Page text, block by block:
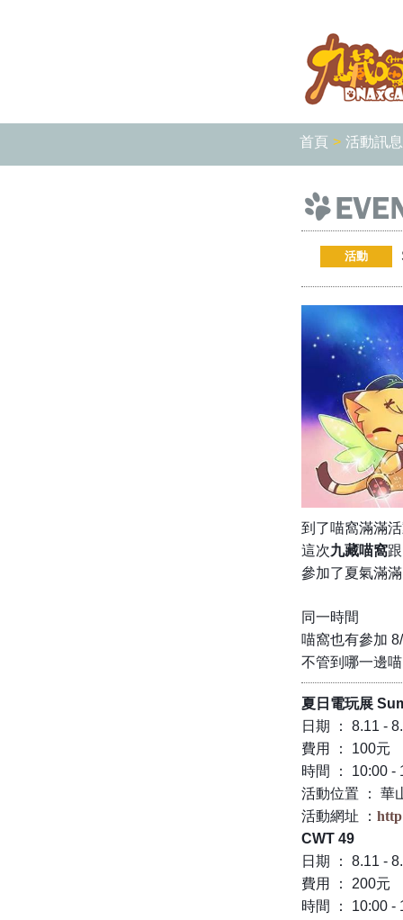
首頁 > 活動訊息
活動
到了喵窩滿滿
這次九藏喵窩跟
參加了夏氣滿
同一時間
喵窩也有參加
不管到哪一邊
夏日電玩展
日期 ： 8.11 -
費用 ： 100元
時間 ： 10:00 -
活動位置 ： 華
活動網址 ：
CWT 49
日期 ： 8.11 -
費用 ： 200元
時間 ： 10:00 -